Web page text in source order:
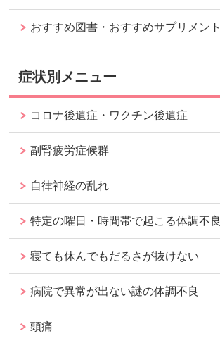
おすすめ図書・おすすめサプリメント
症状別メニュー
コロナ後遺症・ワクチン後遺症
副腎疲労症候群
自律神経の乱れ
特定の曜日・時間帯で起こる体調不良
寝ても休んでもだるさが抜けない
病院で異常が出ない謎の体調不良
頭痛